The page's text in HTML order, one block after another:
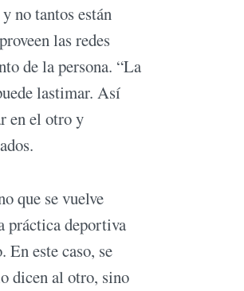
no tantos están
las redes
de la persona. “La
lastimar. Así
en el otro y
que se vuelve
práctica deportiva
este caso, se
dicen al otro, sino